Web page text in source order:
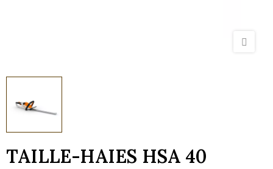
TAILLE-HAIES HSA 40